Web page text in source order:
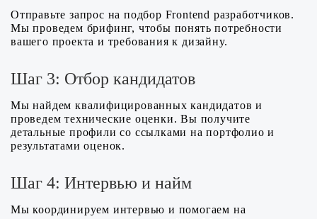
Отправьте запрос на подбор Frontend разработчиков.
Мы проведем брифинг, чтобы понять потребности
вашего проекта и требования к дизайну.
Шаг 3: Отбор кандидатов
Мы найдем квалифицированных кандидатов и
проведем технические оценки. Вы получите
детальные профили со ссылками на портфолио и
результатами оценок.
Шаг 4: Интервью и найм
Мы координируем интервью и помогаем на